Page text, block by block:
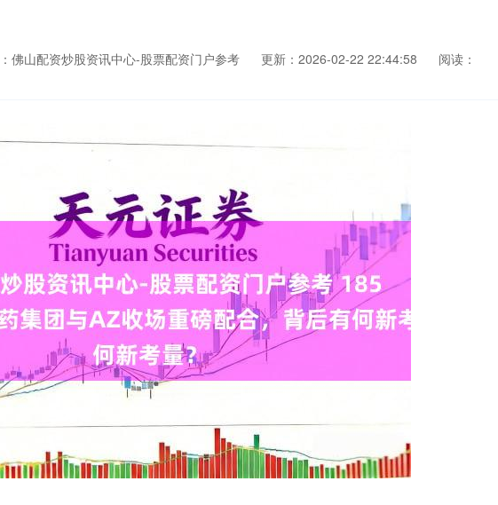
佛山配资炒股资讯中心-股票配资门户参考 更新：2026-02-22 22:44:58
阅读：